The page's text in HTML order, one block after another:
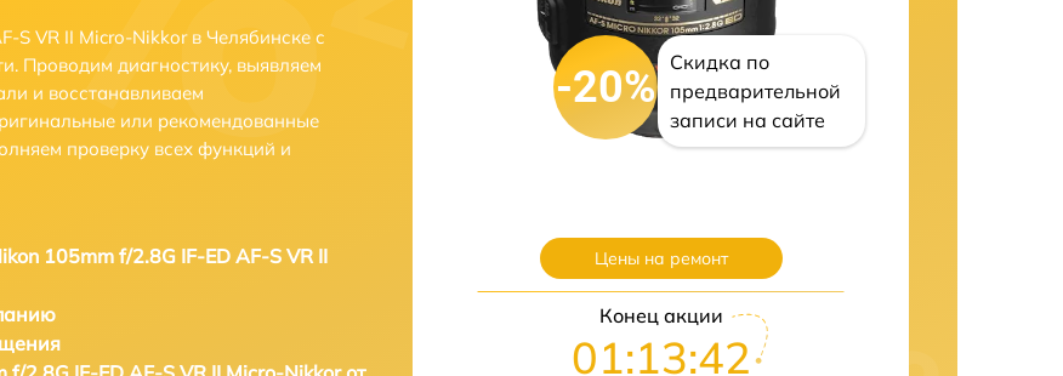
S VR II Micro-Nikkor в Челябинске с
Проводим диагностику, выявляем
и восстанавливаем
или рекомендованные
проверку всех функций и
105mm f/2.8G IF-ED AF-S VR II
-20%
Скидка по
предварительной
записи на сайте
Цены на ремонт
Конец акции
01:13:41